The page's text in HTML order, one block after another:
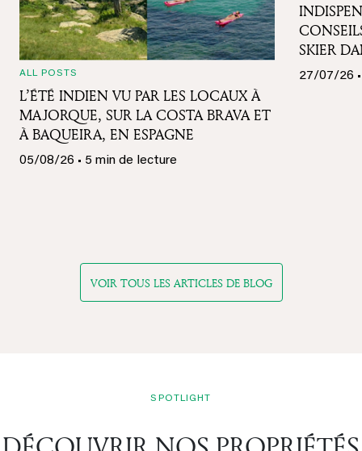
ALL POSTS
L’ÉTÉ INDIEN VU PAR LES LOCAUX À
MAJORQUE, SUR LA COSTA BRAVA ET
À BAQUEIRA, EN ESPAGNE
05/08/26 • 5 min de lecture
SKIER
27/07/26
VOIR TOUS LES ARTICLES DE BLOG
SPOTLIGHT